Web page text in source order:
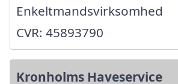
Enkeltmandsvirksomhed
CVR: 45893790
Kronholms Haveservice